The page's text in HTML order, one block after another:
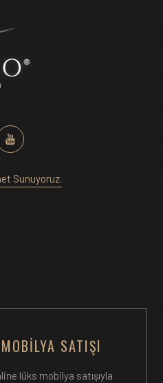
Sunuyoruz.
SATIŞI
lüks mobilya satışıyla